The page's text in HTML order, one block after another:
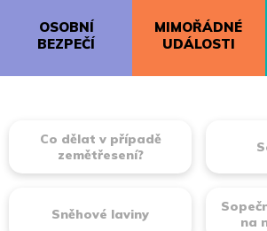
OSOBNÍ
BEZPEČÍ
MIMOŘÁDNÉ
UDÁLOSTI
Co dělat v případě
zemětřesení?
Sněhové laviny
na